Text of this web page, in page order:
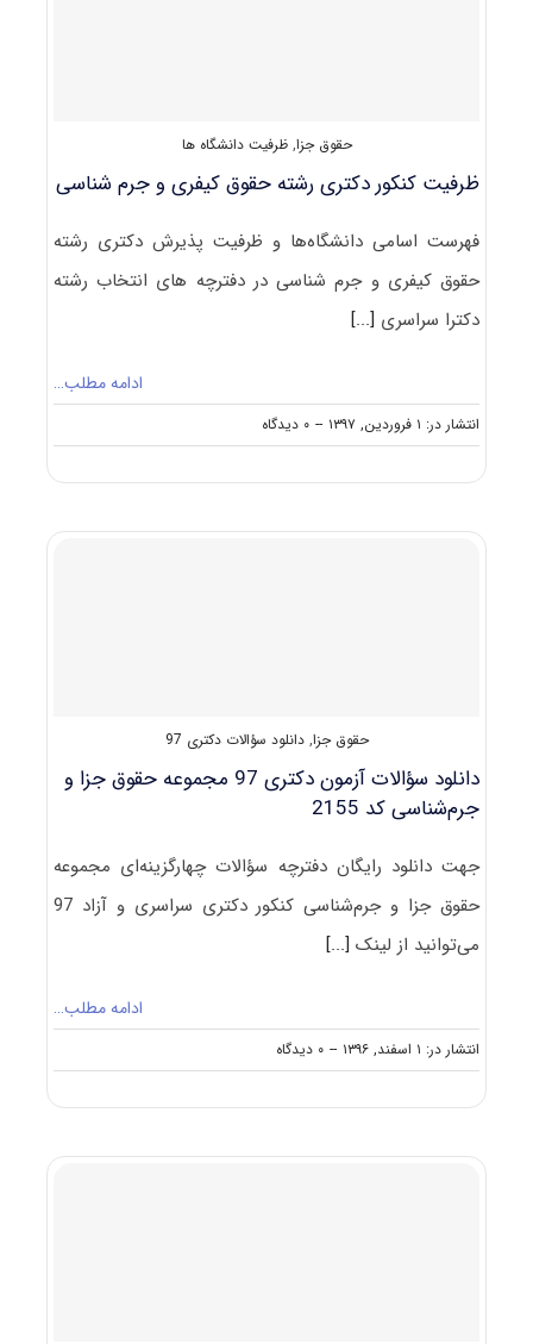
حقوق جزا,ظرفیت دانشگاه ها
ظرفیت کنکور دکتری رشته ﺣﻘﻮق کیفری و جرم شناسی
فهرست اسامی دانشگاه‌ها و ظرفیت پذیرش دکتری رشته
ﺣﻘﻮق کیفری و جرم شناسی در دفترچه های انتخاب رشته
دکترا سراسری [...]
ادامه مطلب…
انتشار در: ۱ فروردین, ۱۳۹۷ -- ۰ دیدگاه
on
ظرفیت
ﺣﻘﻮق
حقوق جزا,دانلود سؤالات دکتری 97
دانلود سؤالات آزمون دکتری 97 مجموعه حقوق جزا و
جرم‌شناسی کد 2155
جهت دانلود رایگان دفترچه سؤالات چهارگزینه‌ای مجموعه
حقوق جزا و جرم‌شناسی کنکور دکتری سراسری و آزاد 97
می‌توانید از لینک[...]
ادامه مطلب…
انتشار در: ۱ اسفند, ۱۳۹۶ -- ۰ دیدگاه
on
دانلود
۹۷